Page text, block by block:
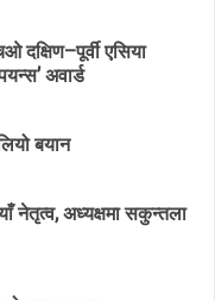
दक्षिण–पूर्वी एसिया
अवार्ड
बयान
नेतृत्व, अध्यक्षमा सकुन्तला